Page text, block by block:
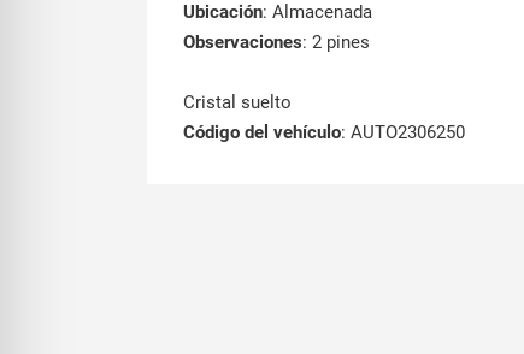
Ubicación: Almacenada
Observaciones: 2 pines
Cristal suelto
Código del vehículo: AUTO2306250